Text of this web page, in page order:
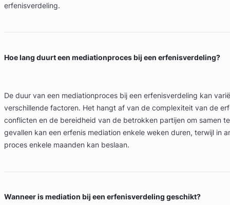
erfenisverdeling.
Hoe lang duurt een mediationproces bij een erfenisverdeling?
De duur van een mediationproces bij een erfenisverdeling kan
verschillende factoren. Het hangt af van de complexiteit van de
conflicten en de bereidheid van de betrokken partijen om samen
gevallen kan een erfenis mediation enkele weken duren, terwijl in
proces enkele maanden kan beslaan.
Wanneer is mediation bij een erfenisverdeling geschikt?